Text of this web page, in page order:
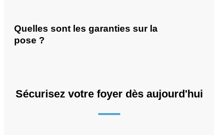
Quelles sont les garanties sur la
pose ?
Sécurisez votre foyer dès aujourd'hui